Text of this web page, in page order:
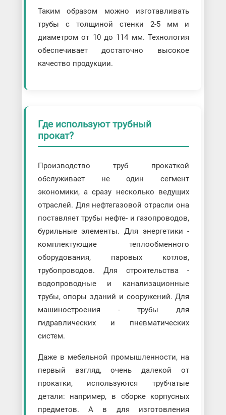
Таким образом можно изготавливать
трубы с толщиной стенки 2-5 мм и
диаметром от 10 до 114 мм. Технология
обеспечивает достаточно высокое
качество продукции.
Где используют трубный
прокат?
Производство труб прокаткой
обслуживает не один сегмент
экономики, а сразу несколько ведущих
отраслей. Для нефтегазовой отрасли она
поставляет трубы нефте- и газопроводов,
бурильные элементы. Для энергетики -
комплектующие теплообменного
оборудования, паровых котлов,
трубопроводов. Для строительства -
водопроводные и канализационные
трубы, опоры зданий и сооружений. Для
машиностроения - трубы для
гидравлических и пневматических
систем.
Даже в мебельной промышленности, на
первый взгляд, очень далекой от
прокатки, используются трубчатые
детали: например, в сборке корпусных
предметов. А в для изготовления